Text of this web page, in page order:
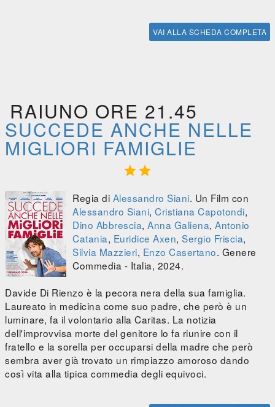
VAI ALLA SCHEDA COMPLETA
RAIUNO ORE 21.45
SUCCEDE ANCHE NELLE
MIGLIORI FAMIGLIE

Regia di Alessandro Siani. Un Film con
Alessandro Siani, Cristiana Capotondi,
Dino Abbrescia, Anna Galiena, Antonio
Catania, Euridice Axen, Sergio Friscia,
Silvia Mazzieri, Enzo Casertano. Genere
Commedia - Italia, 2024.
Davide Di Rienzo è la pecora nera della sua famiglia.
Laureato in medicina come suo padre, che però è un
luminare, fa il volontario alla Caritas. La notizia
dell'improvvisa morte del genitore lo fa riunire con il
fratello e la sorella per occuparsi della madre che però
sembra aver già trovato un rimpiazzo amoroso dando
così vita alla tipica commedia degli equivoci.